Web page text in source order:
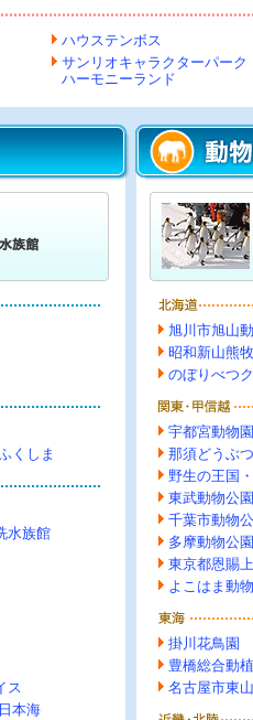
ハウステンボス
サンリオキャラクターパー
ハーモニーランド
くしま
水族館
ス
本海
旭川市旭山
昭和新山熊
のぼりべつ
宇都宮動物園
那須どうぶ
野生の王国
東武動物公園
千葉市動物
多摩動物公園
東京都恩賜
よこはま動
掛川花鳥園
豊橋総合動
名古屋市東